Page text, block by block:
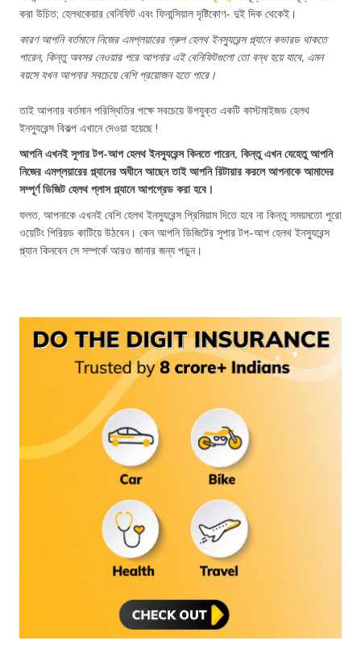
করা উচিত; হেলথকেয়ার বেনিফিট এবং ফিনান্সিয়াল দৃষ্টিকোণ- দুই দিক থেকেই।
কারণ আপনি বর্তমানে নিজের এমপ্লয়ারের গ্রুপ হেলথ ইনস্যুরেন্স প্ল্যানে কভারড থাকতে
পারেন, কিন্তু অবসর নেওয়ার পরে আপনার এই বেনিফিটগুলো তো বন্ধ হয়ে যাবে, এমন
বয়সে যখন আপনার সবচেয়ে বেশি প্রয়োজন হতে পারে।
তাই আপনার বর্তমান পরিস্থিতির পক্ষে সবচেয়ে উপযুক্ত একটি কাস্টমাইজড হেলথ
ইনস্যুরেন্স বিকল্প এখানে দেওয়া হয়েছে !
আপনি এখনই সুপার টপ-আপ হেলথ ইনস্যুরেন্স কিনতে পারেন, কিন্তু এখন যেহেতু আপনি
নিজের এমপ্লয়ারের প্ল্যানের অধীনে আছেন তাই আপনি রিটায়ার করলে আপনাকে আমাদের
সম্পূর্ণ ডিজিট হেলথ প্লাস প্ল্যানে আপগ্রেড করা হবে।
ফলত, আপনাকে এখনই বেশি হেলথ ইনস্যুরেন্স প্রিমিয়াম দিতে হবে না কিন্তু সময়মতো পুরো
ওয়েটিং পিরিয়ড কাটিয়ে উঠবেন। কেন আপনি ডিজিটের সুপার টপ-আপ হেলথ ইনস্যুরেন্স
প্ল্যান কিনবেন সে সম্পর্কে আরও জানার জন্য পড়ুন।